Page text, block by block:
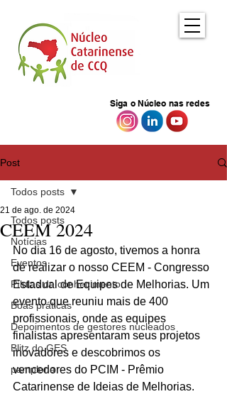
Siga o Núcleo nas redes
Post
Todos posts
Notícias
Eventos
Pílulas de conhecimento
Boas práticas
Depoimentos de gestores nucleados
Blitz do GES
pamplona
Todos posts
CEEM 2024
21 de ago. de 2024
No dia 16 de agosto, tivemos a honra
de realizar o nosso CEEM - Congresso
Estadual de Equipes de Melhorias. Um
evento que reuniu mais de 400
profissionais, onde as equipes
finalistas apresentaram seus projetos
inovadores e descobrimos os
vencedores do PCIM - Prêmio
Catarinense de Ideias de Melhorias.